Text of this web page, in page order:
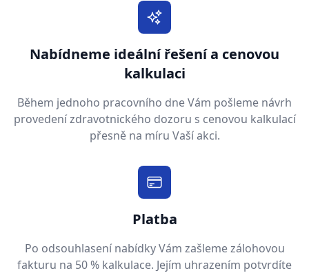
Nabídneme ideální řešení a cenovou
kalkulaci
Během jednoho pracovního dne Vám pošleme návrh
provedení zdravotnického dozoru s cenovou kalkulací
přesně na míru Vaší akci.
Platba
Po odsouhlasení nabídky Vám zašleme zálohovou
fakturu na 50 % kalkulace. Jejím uhrazením potvrdíte